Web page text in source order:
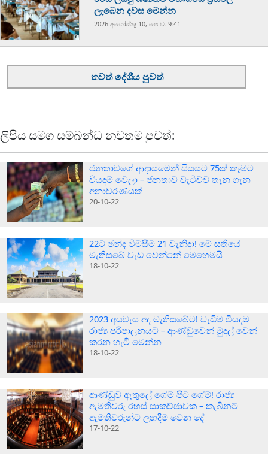
ලැබෙන දවස මෙන්න
2026 අගෝස්‍තු 10, පෙ.ව. 9:41
තවත් දේශීය පුවත්
ලිපිය සමග සම්බන්ධ නවතම පුවත්:
ජනතාවගේ ආදායමෙන් සියයට 75ක් කෑමට
වියදම් වෙලා – ජනතාව වැටිච්ච තැන ගැන
අනාවරණයක්
20-10-22
22ට ඡන්ද විමසීම 21 වැනිදා! මේ සතියේ
මැතිසබේ වැඩ වෙන්නේ මෙහෙමයි
18-10-22
2023 අයවැය අද මැතිසබේට! වැඩිම වියදම
රාජ්‍ය පරිපාලනයට – ආණ්ඩුවෙන් මුදල් වෙන්
කරන හැටි මෙන්න
18-10-22
ආණ්ඩුව ඇතුලේ ගේම් පිට ගේම්! රාජ්‍ය
ඇමතිවරු රහස් සාකච්ඡාවක – කැබිනට්
ඇමතිවරුන්ට ලඟදීම වෙන දේ
17-10-22